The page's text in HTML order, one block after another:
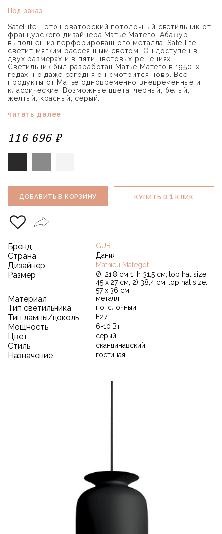
Под заказ
Satellite - это новаторский потолочный светильник от
французского дизайнера Матье Матего. Абажур
выполнен из перфорированного металла. Satellite
светит мягким рассеянным светом. Он доступен в
двух размерах и в пяти цветовых решениях.
Светильник был разработан Матье Матего в 1950-х
годах, но даже сегодня он смотрится ново. Все
продукты от Матье одновременно вневременные и
классические. Возможные цвета: черный, белый,
желтый, красный, серый.
читать далее
116 696 ₽
ДОБАВИТЬ В КОРЗИНУ КУПИТЬ В 1 КЛИК
Бренд GUBI
Страна Дания
Дизайнер Mathieu Mategot
Размер
Ø: 21,8 см 1. h 31,5 см, top hat size:
45 x 27 см; 2) 38,4 см, top hat size:
57 x 36 см
Материал металл
Тип светильника потолочный
Тип лампы/цоколь E27
Мощность 6-10 Вт
Цвет серый
Стиль скандинавский
Назначение гостиная